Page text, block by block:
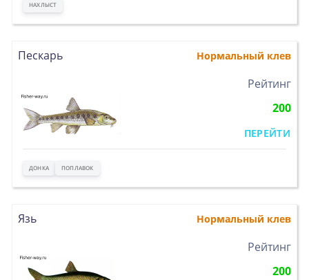
НАХЛЫСТ
Пескарь Нормальный клев
Рейтинг
200
ПЕРЕЙТИ
ДОНКА ПОПЛАВОК
Язь Нормальный клев
Рейтинг
200